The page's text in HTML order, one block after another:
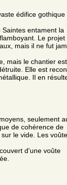
édifice gothique
entament la
Le projet
mais il ne fut
mais le chantier est
Elle est
Il en
seulement
de cohérence de
le vide. Les
d'une voûte